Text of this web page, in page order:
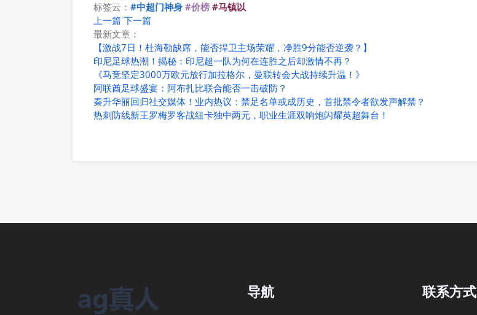
标签云： #中超门神身 #价榜 #马镇以
上一篇 下一篇
最新文章：
【激战7日！杜海勒缺席，能否捍卫主场荣耀，净胜9分能否逆袭？】
印尼足球热潮！揭秘：印尼超一队为何在连胜之后却激情不再？
《马竞坚定3000万欧元放行加拉格尔，曼联转会大战持续升温！》
阿联酋足球盛宴：阿布扎比联合能否一击破防？
秦升华丽回归社交媒体！业内热议：禁足名单或成历史，首批禁令者欲发声解禁？
热刺防线新王罗梅罗客战纽卡独中两元，职业生涯双响炮闪耀英超舞台！
导航 联系方式